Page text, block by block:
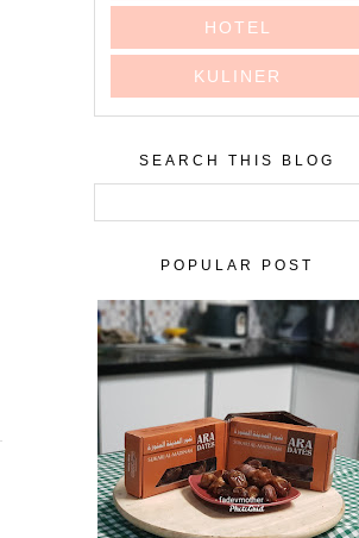
HOTEL
KULINER
SEARCH THIS BLOG
POPULAR POST